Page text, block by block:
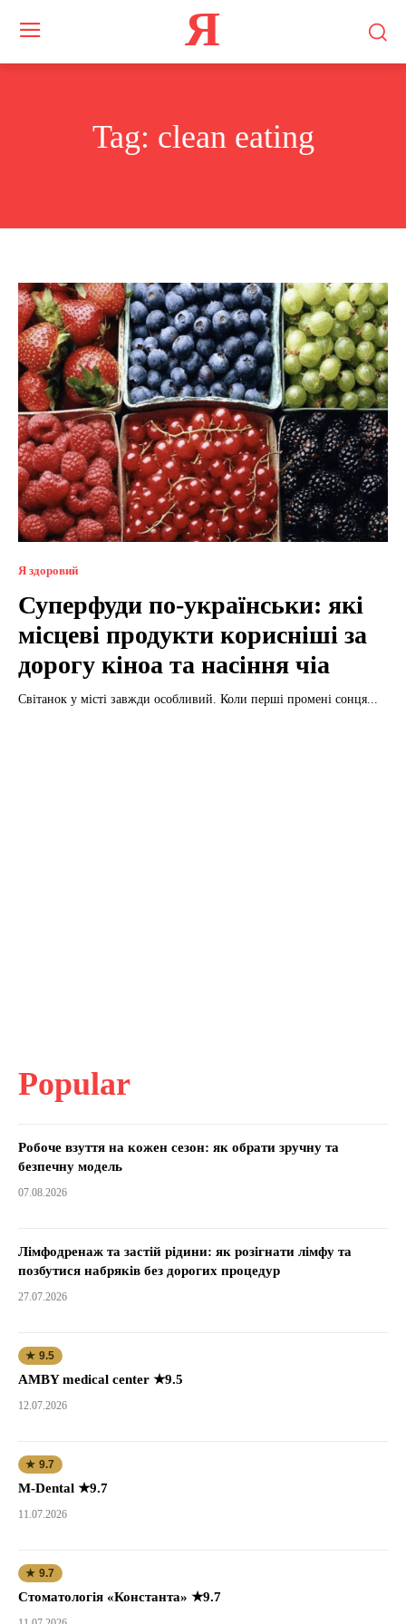
Я
Tag: clean eating
Я здоровий
Суперфуди по-українськи: які
місцеві продукти корисніші за
дорогу кіноа та насіння чіа
Світанок у місті завжди особливий. Коли перші промені сонця...
Popular
Робоче взуття на кожен сезон: як обрати зручну та
безпечну модель
07.08.2026
Лімфодренаж та застій рідини: як розігнати лімфу та
позбутися набряків без дорогих процедур
27.07.2026
★ 9.5
AMBY medical center ★9.5
12.07.2026
★ 9.7
M-Dental ★9.7
11.07.2026
★ 9.7
Стоматологія «Константа» ★9.7